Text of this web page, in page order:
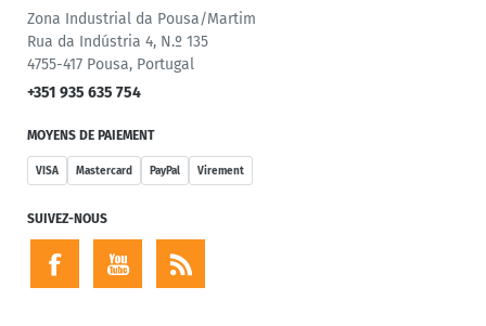
Zona Industrial da Pousa/Martim
Rua da Indústria 4, N.º 135
4755-417 Pousa, Portugal
+351 935 635 754
MOYENS DE PAIEMENT
VISA Mastercard PayPal Virement
SUIVEZ-NOUS